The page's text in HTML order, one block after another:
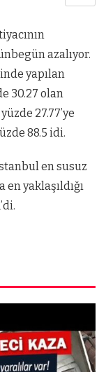
azalıyor.
yapılan
30.27 olan
27.77’ye
88.5 idi.
en susuz
en yaklaşıldığı